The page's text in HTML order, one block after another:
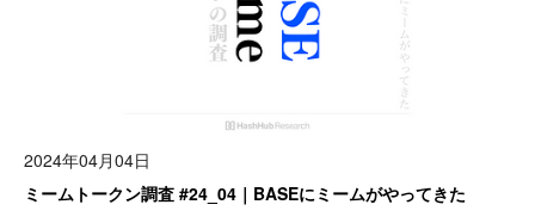
2024年04月04日
ミームトークン調査 #24_04｜BASEにミームがやってきた